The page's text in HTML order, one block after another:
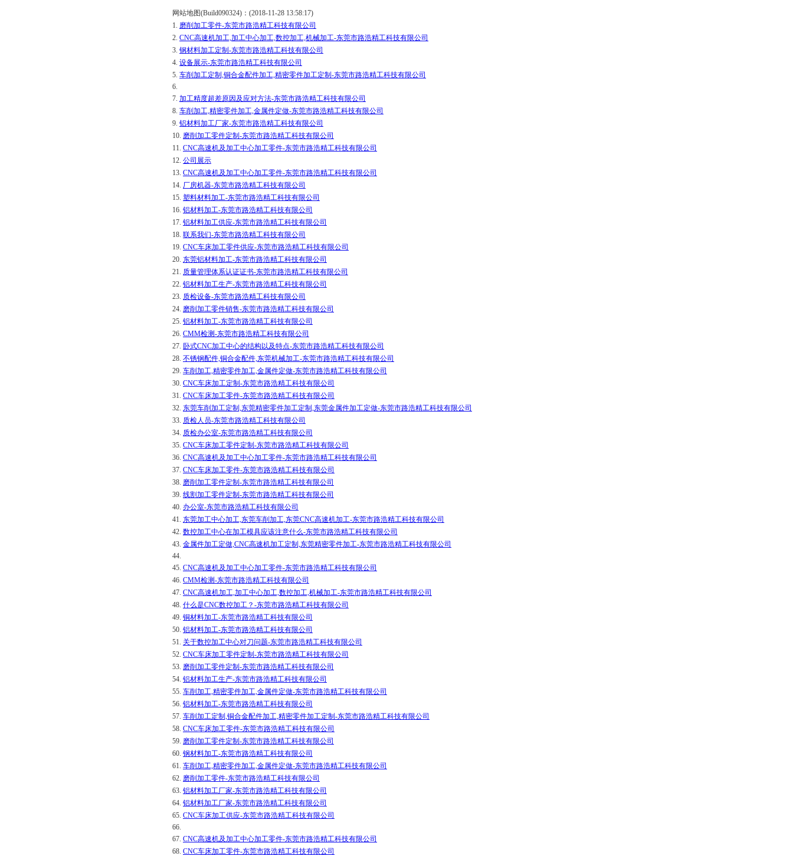
网站地图(Build090324)：(2018-11-28 13:58:17)
1. 磨削加工零件-东莞市路浩精工科技有限公司
2. CNC高速机加工,加工中心加工,数控加工,机械加工-东莞市路浩精工科技有限公司
3. 钢材料加工定制-东莞市路浩精工科技有限公司
4. 设备展示-东莞市路浩精工科技有限公司
5. 车削加工定制,铜合金配件加工,精密零件加工定制-东莞市路浩精工科技有限公司
6.
7. 加工精度超差原因及应对方法-东莞市路浩精工科技有限公司
8. 车削加工,精密零件加工,金属件定做-东莞市路浩精工科技有限公司
9. 铝材料加工厂家-东莞市路浩精工科技有限公司
10. 磨削加工零件定制-东莞市路浩精工科技有限公司
11. CNC高速机及加工中心加工零件-东莞市路浩精工科技有限公司
12. 公司展示
13. CNC高速机及加工中心加工零件-东莞市路浩精工科技有限公司
14. 厂房机器-东莞市路浩精工科技有限公司
15. 塑料材料加工-东莞市路浩精工科技有限公司
16. 铝材料加工-东莞市路浩精工科技有限公司
17. 铝材料加工供应-东莞市路浩精工科技有限公司
18. 联系我们-东莞市路浩精工科技有限公司
19. CNC车床加工零件供应-东莞市路浩精工科技有限公司
20. 东莞铝材料加工-东莞市路浩精工科技有限公司
21. 质量管理体系认证证书-东莞市路浩精工科技有限公司
22. 铝材料加工生产-东莞市路浩精工科技有限公司
23. 质检设备-东莞市路浩精工科技有限公司
24. 磨削加工零件销售-东莞市路浩精工科技有限公司
25. 铝材料加工-东莞市路浩精工科技有限公司
26. CMM检测-东莞市路浩精工科技有限公司
27. 卧式CNC加工中心的结构以及特点-东莞市路浩精工科技有限公司
28. 不锈钢配件,铜合金配件,东莞机械加工-东莞市路浩精工科技有限公司
29. 车削加工,精密零件加工,金属件定做-东莞市路浩精工科技有限公司
30. CNC车床加工定制-东莞市路浩精工科技有限公司
31. CNC车床加工零件-东莞市路浩精工科技有限公司
32. 东莞车削加工定制,东莞精密零件加工定制,东莞金属件加工定做-东莞市路浩精工科技有限公司
33. 质检人员-东莞市路浩精工科技有限公司
34. 质检办公室-东莞市路浩精工科技有限公司
35. CNC车床加工零件定制-东莞市路浩精工科技有限公司
36. CNC高速机及加工中心加工零件-东莞市路浩精工科技有限公司
37. CNC车床加工零件-东莞市路浩精工科技有限公司
38. 磨削加工零件定制-东莞市路浩精工科技有限公司
39. 线割加工零件定制-东莞市路浩精工科技有限公司
40. 办公室-东莞市路浩精工科技有限公司
41. 东莞加工中心加工,东莞车削加工,东莞CNC高速机加工-东莞市路浩精工科技有限公司
42. 数控加工中心在加工模具应该注意什么-东莞市路浩精工科技有限公司
43. 金属件加工定做,CNC高速机加工定制,东莞精密零件加工-东莞市路浩精工科技有限公司
44.
45. CNC高速机及加工中心加工零件-东莞市路浩精工科技有限公司
46. CMM检测-东莞市路浩精工科技有限公司
47. CNC高速机加工,加工中心加工,数控加工,机械加工-东莞市路浩精工科技有限公司
48. 什么是CNC数控加工？-东莞市路浩精工科技有限公司
49. 铜材料加工-东莞市路浩精工科技有限公司
50. 铝材料加工-东莞市路浩精工科技有限公司
51. 关于数控加工中心对刀问题-东莞市路浩精工科技有限公司
52. CNC车床加工零件定制-东莞市路浩精工科技有限公司
53. 磨削加工零件定制-东莞市路浩精工科技有限公司
54. 铝材料加工生产-东莞市路浩精工科技有限公司
55. 车削加工,精密零件加工,金属件定做-东莞市路浩精工科技有限公司
56. 铝材料加工-东莞市路浩精工科技有限公司
57. 车削加工定制,铜合金配件加工,精密零件加工定制-东莞市路浩精工科技有限公司
58. CNC车床加工零件-东莞市路浩精工科技有限公司
59. 磨削加工零件定制-东莞市路浩精工科技有限公司
60. 钢材料加工-东莞市路浩精工科技有限公司
61. 车削加工,精密零件加工,金属件定做-东莞市路浩精工科技有限公司
62. 磨削加工零件-东莞市路浩精工科技有限公司
63. 铝材料加工厂家-东莞市路浩精工科技有限公司
64. 铝材料加工厂家-东莞市路浩精工科技有限公司
65. CNC车床加工供应-东莞市路浩精工科技有限公司
66.
67. CNC高速机及加工中心加工零件-东莞市路浩精工科技有限公司
68. CNC车床加工零件-东莞市路浩精工科技有限公司